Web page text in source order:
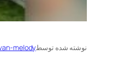
نوشته شده توسطmelody